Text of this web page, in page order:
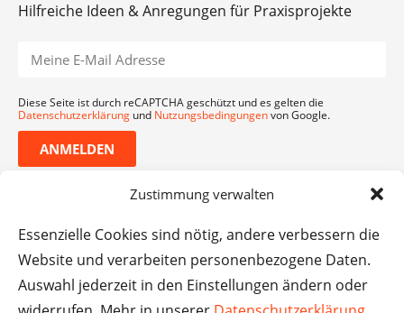
Zustimmung verwalten
Essenzielle Cookies sind nötig, andere verbessern die
Website und verarbeiten personenbezogene Daten.
Auswahl jederzeit in den Einstellungen ändern oder
Hilfreiche Ideen & Anregungen für Praxisprojekte
Diese Seite ist durch reCAPTCHA geschützt und es gelten die
Datenschutzerklärung und Nutzungsbedingungenvon Google.
ANMELDEN